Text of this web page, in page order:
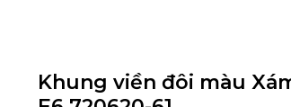
Khung viền đôi màu